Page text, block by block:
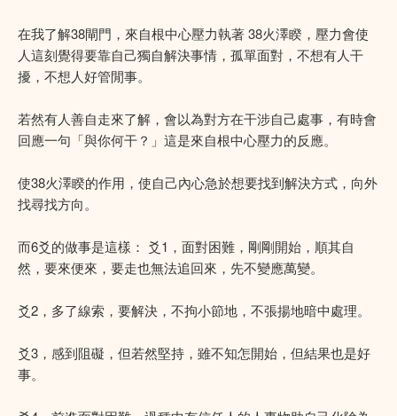
在我了解38閘門，來自根中心壓力執著 38火澤睽，壓力會使
人這刻覺得要靠自己獨自解決事情，孤單面對，不想有人干
擾，不想人好管閒事。
若然有人善自走來了解，會以為對方在干涉自己處事，有時會
回應一句「與你何干？」這是來自根中心壓力的反應。
使38火澤睽的作用，使自己內心急於想要找到解決方式，向外
找尋找方向。
而6爻的做事是這樣： 爻1，面對困難，剛剛開始，順其自
然，要來便來，要走也無法追回來，先不變應萬變。
爻2，多了線索，要解決，不拘小節地，不張揚地暗中處理。
爻3，感到阻礙，但若然堅持，雖不知怎開始，但結果也是好
事。